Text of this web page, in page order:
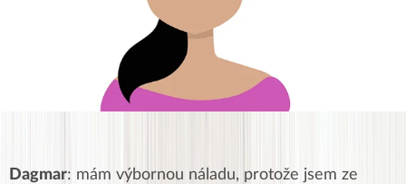
Dagmar: mám výbornou náladu, protože jsem ze